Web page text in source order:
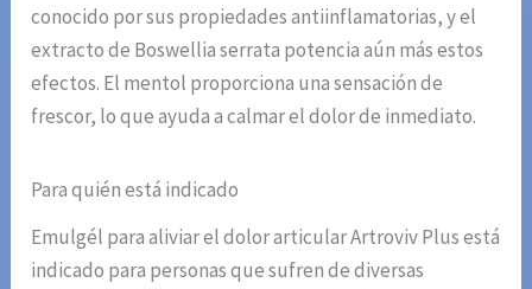
conocido por sus propiedades antiinflamatorias, y el
extracto de Boswellia serrata potencia aún más estos
efectos. El mentol proporciona una sensación de
frescor, lo que ayuda a calmar el dolor de inmediato.
Para quién está indicado
Emulgél para aliviar el dolor articular Artroviv Plus está
indicado para personas que sufren de diversas